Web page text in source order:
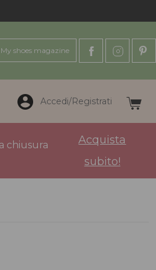
shoes magazine
Accedi/Registrati
chiusura
Acquista
subito!